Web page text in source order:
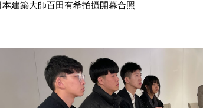
建築大師百田有希拍攝開幕合照